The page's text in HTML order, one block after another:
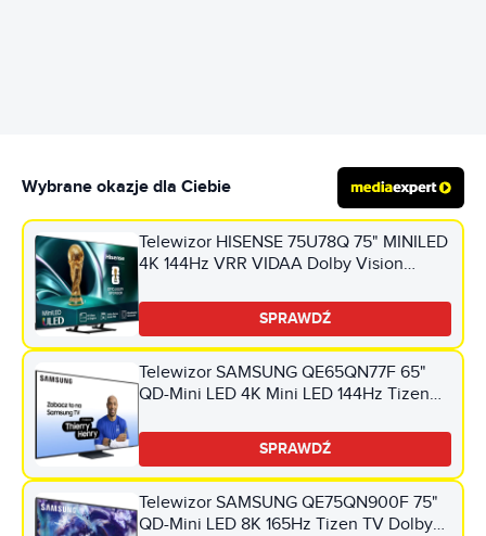
Wybrane okazje dla Ciebie
Telewizor HISENSE 75U78Q 75" MINILED
4K 144Hz VRR VIDAA Dolby Vision
SPRAWDŹ
Telewizor SAMSUNG QE65QN77F 65"
QD-Mini LED 4K Mini LED 144Hz Tizen
SPRAWDŹ
Telewizor SAMSUNG QE75QN900F 75"
QD-Mini LED 8K 165Hz Tizen TV Dolby